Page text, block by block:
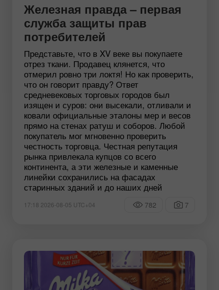
Железная правда – первая
служба защиты прав
потребителей
Представьте, что в XV веке вы покупаете
отрез ткани. Продавец клянется, что
отмерил ровно три локтя! Но как проверить,
что он говорит правду? Ответ
средневековых торговых городов был
изящен и суров: они высекали, отливали и
ковали официальные эталоны мер и весов
прямо на стенах ратуш и соборов. Любой
покупатель мог мгновенно проверить
честность торговца. Честная репутация
рынка привлекала купцов со всего
континента, а эти железные и каменные
линейки сохранились на фасадах
старинных зданий и до наших дней
17:18 2026-08-05 UTC+04 782 7